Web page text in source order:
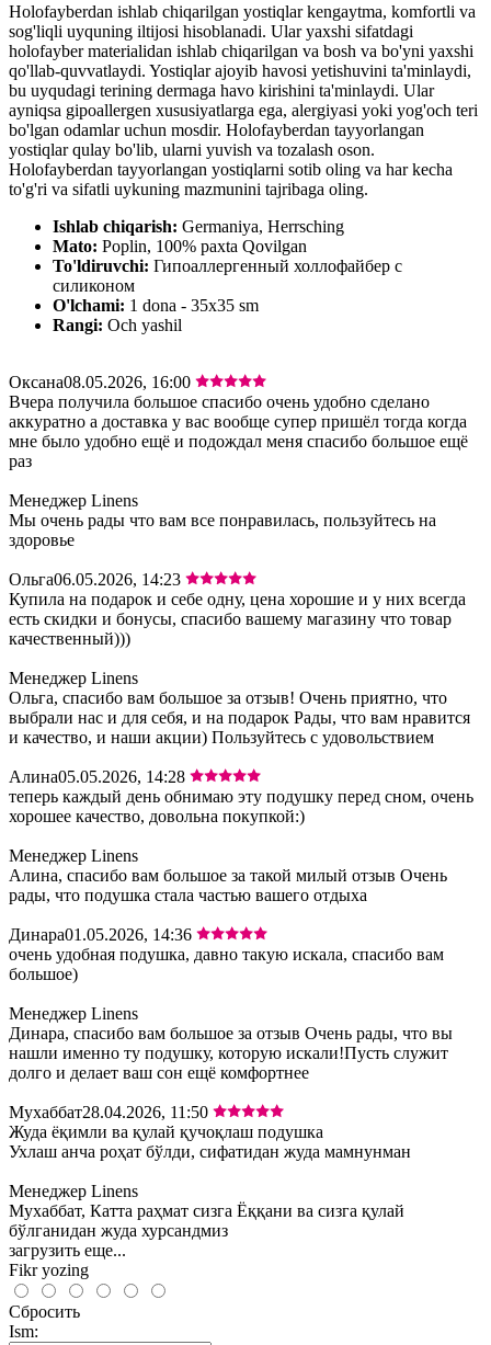
Holofayberdan ishlab chiqarilgan yostiqlar kengaytma, komfortli va
sog'liqli uyquning iltijosi hisoblanadi. Ular yaxshi sifatdagi
holofayber materialidan ishlab chiqarilgan va bosh va bo'yni yaxshi
qo'llab-quvvatlaydi. Yostiqlar ajoyib havosi yetishuvini ta'minlaydi,
bu uyqudagi terining dermaga havo kirishini ta'minlaydi. Ular
ayniqsa gipoallergen xususiyatlarga ega, alergiyasi yoki yog'och teri
bo'lgan odamlar uchun mosdir. Holofayberdan tayyorlangan
yostiqlar qulay bo'lib, ularni yuvish va tozalash oson.
Holofayberdan tayyorlangan yostiqlarni sotib oling va har kecha
to'g'ri va sifatli uykuning mazmunini tajribaga oling.
Ishlab chiqarish: Germaniya, Herrsching
Mato: Poplin, 100% paxta Qovilgan
To'ldiruvchi: Гипоаллергенный холлофайбер с
силиконом
O'lchami: 1 dona - 35х35 sm
Rangi: Och yashil
Оксана08.05.2026, 16:00
Вчера получила большое спасибо очень удобно сделано
аккуратно а доставка у вас вообще супер пришёл тогда когда
мне было удобно ещё и подождал меня спасибо большое ещё
раз
Менеджер Linens
Мы очень рады что вам все понравилась, пользуйтесь на
здоровье
Ольга06.05.2026, 14:23
Купила на подарок и себе одну, цена хорошие и у них всегда
есть скидки и бонусы, спасибо вашему магазину что товар
качественный)))
Менеджер Linens
Ольга, спасибо вам большое за отзыв! Очень приятно, что
выбрали нас и для себя, и на подарок Рады, что вам нравится
и качество, и наши акции) Пользуйтесь с удовольствием
Алина05.05.2026, 14:28
теперь каждый день обнимаю эту подушку перед сном, очень
хорошее качество, довольна покупкой:)
Менеджер Linens
Алина, спасибо вам большое за такой милый отзыв Очень
рады, что подушка стала частью вашего отдыха
Динара01.05.2026, 14:36
очень удобная подушка, давно такую искала, спасибо вам
большое)
Менеджер Linens
Динара, спасибо вам большое за отзыв Очень рады, что вы
нашли именно ту подушку, которую искали!Пусть служит
долго и делает ваш сон ещё комфортнее
Мухаббат28.04.2026, 11:50
Жуда ёқимли ва қулай қучоқлаш подушка
Ухлаш анча роҳат бўлди, сифатидан жуда мамнунман
Менеджер Linens
Мухаббат, Катта раҳмат сизга Ёққани ва сизга қулай
бўлганидан жуда хурсандмиз
загрузить еще...
Fikr yozing
Сбросить
Ism: